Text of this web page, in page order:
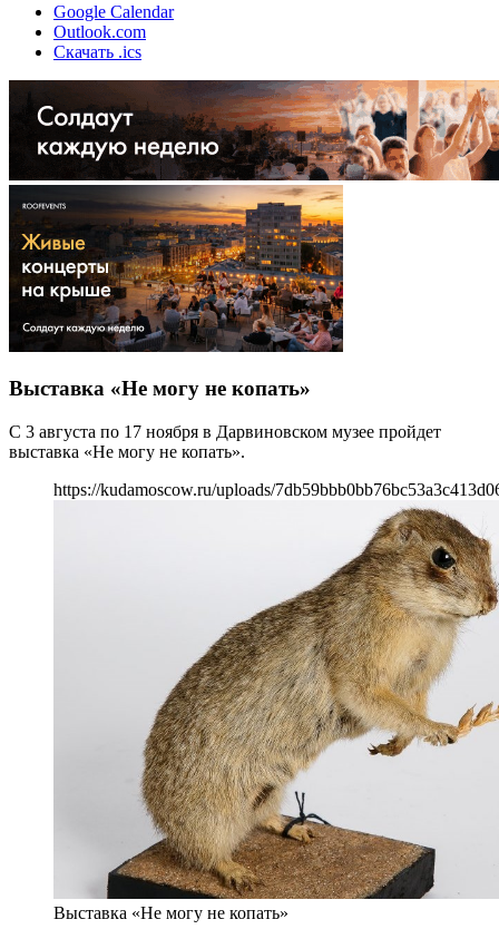
Google Calendar
Outlook.com
Скачать .ics
Выставка «Не могу не копать»
С 3 августа по 17 ноября в Дарвиновском музее пройдет
выставка «Не могу не копать».
https://kudamoscow.ru/uploads/
Выставка «Не могу не копать»